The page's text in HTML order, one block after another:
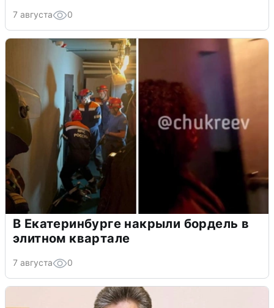
7 августа 0
В Екатеринбурге накрыли бордель в
элитном квартале
7 августа 0